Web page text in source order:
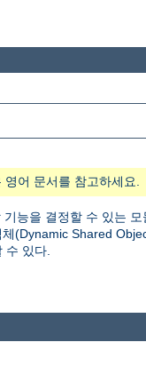
어 문서를 참고하세요.
능을 결정할 수 있는
(Dynamic Shared
수 있다.